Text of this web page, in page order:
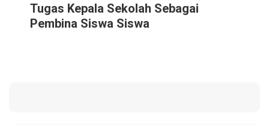
Pelajaran Serta Keteladanan Dari
Para Pahlawan
Tugas Kepala Sekolah Sebagai
Pembina Siswa Siswa
Membentuk Karakter Siswa Di
Sekolah